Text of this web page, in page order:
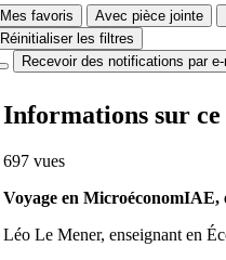
Mes favoris Avec pièce jointe
Réinitialiser les filtres
Recevoir des notifications par
Informations sur ce
697 vues
Voyage en MicroéconomIAE,
Léo Le Mener, enseignant en